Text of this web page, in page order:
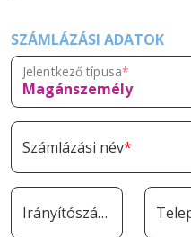
SZÁMLÁZÁSI ADATOK
Jelentkező típusa
Számlázási név
Irányítószám